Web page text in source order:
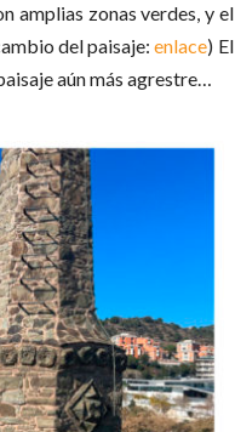
amplias zonas verdes, y el
del paisaje:enlace) El
aún más agrestre…